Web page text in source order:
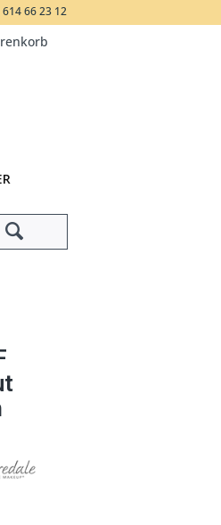
66 23 12